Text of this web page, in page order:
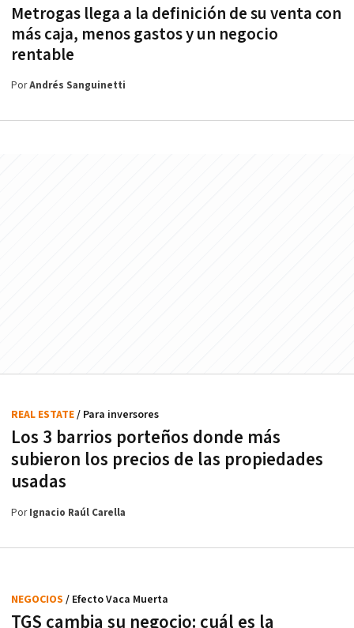
Metrogas llega a la definición de su venta con
más caja, menos gastos y un negocio
rentable
PorAndrés Sanguinetti
Los 3 barrios porteños donde más
subieron los precios de las propiedades
usadas
REAL ESTATE/ Para inversores
PorIgnacio Raúl Carella
TGS cambia su negocio: cuál es la
NEGOCIOS / Efecto Vaca Muerta